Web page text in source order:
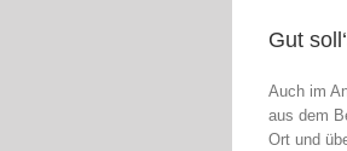
Gut
Auch im
aus dem
Ort und